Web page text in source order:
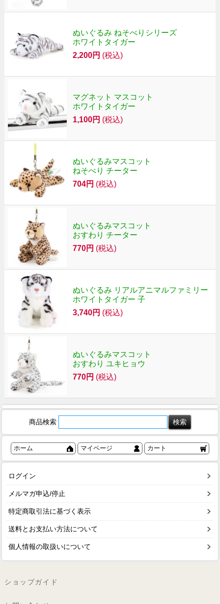
ぬいぐるみ ねそべりシリーズ
ホワイトタイガー
2,200円 (税込)
マグネット マスコット
ホワイトタイガー
1,100円 (税込)
ぬいぐるみマスコット
ねそべり チーター
704円 (税込)
ぬいぐるみマスコット
おすわり チーター
770円 (税込)
ぬいぐるみ リアルアニマルファミリー
ホワイトタイガー 子
3,740円 (税込)
ぬいぐるみマスコット
おすわり ユキヒョウ
770円 (税込)
商品検索
ホーム マイページ カート
ログイン
メルマガ申込/停止
特定商取引法に基づく表示
送料とお支払い方法について
個人情報の取扱いについて
ショップガイド